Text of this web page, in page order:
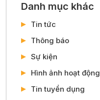
Danh mục khác
Tin tức
Thông báo
Sự kiện
Hình ảnh hoạt động
Tin tuyển dụng